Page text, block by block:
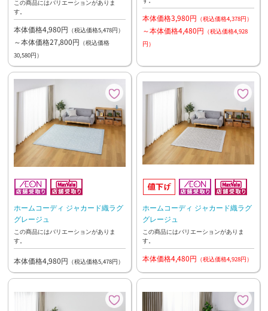
この商品にはバリエーションがありま
す。
本体価格4,980円 （税込価格5,478円）
～本体価格27,800円 （税込価格
30,580円）
本体価格3,980円 （税込価格4,378円）
～本体価格4,480円 （税込価格4,928
円）
ホームコーディ ジャカード織ラグ
グレージュ
この商品にはバリエーションがありま
す。
本体価格4,980円 （税込価格5,478円）
ホームコーディ ジャカード織ラグ
グレージュ
この商品にはバリエーションがありま
す。
本体価格4,480円 （税込価格4,928円）